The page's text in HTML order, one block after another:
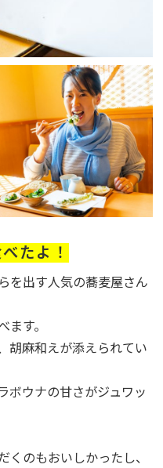
たよ！
を出す人気の蕎麦屋さん
す。
胡麻和えが添えられてい
ボウナの甘さがジュワッ
くのもおいしかったし、